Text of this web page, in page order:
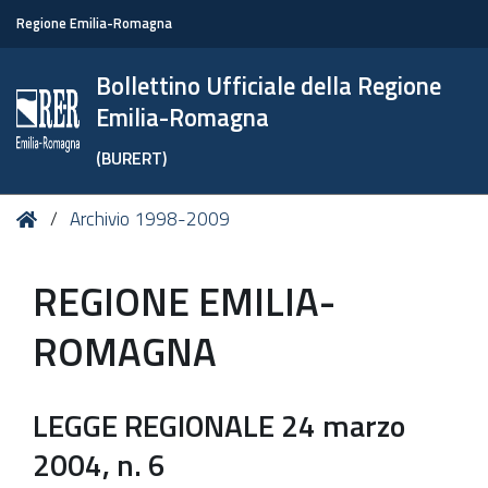
Regione Emilia-Romagna
Bollettino Ufficiale della Regione
Emilia-Romagna
(BURERT)
Tu HomeArchivio 1998-2009
REGIONE EMILIA-
ROMAGNA
LEGGE REGIONALE 24 marzo
2004, n. 6